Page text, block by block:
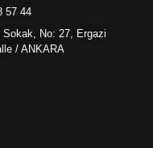
57 44
No: 27, Ergazi
/ ANKARA